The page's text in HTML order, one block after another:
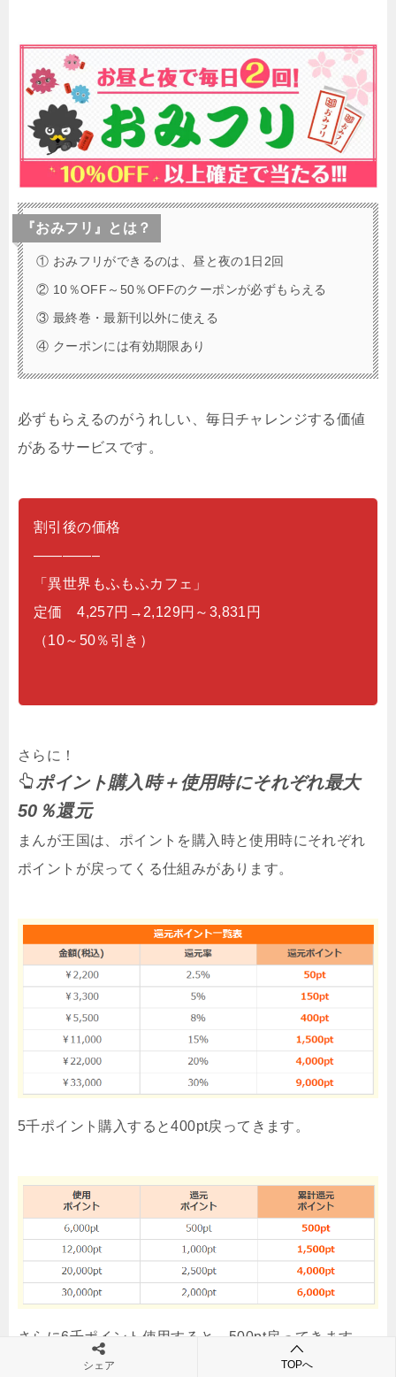
『おみフリ』とは？
① おみフリができるのは、昼と夜の1日2回
② 10％OFF～50％OFFのクーポンが必ずもらえる
③ 最終巻・最新刊以外に使える
④ クーポンには有効期限あり
必ずもらえるのがうれしい、毎日チャレンジする価値
があるサービスです。
割引後の価格
————–
「異世界もふもふカフェ」
定価 4,257円→2,129円～3,831円
（10～50％引き）
さらに！
ポイント購入時＋使用時にそれぞれ最大
50％還元
まんが王国は、ポイントを購入時と使用時にそれぞれ
ポイントが戻ってくる仕組みがあります。
5千ポイント購入すると400pt戻ってきます。
さらに6千ポイント使用すると、500pt戻ってきます。
シェア TOPへ